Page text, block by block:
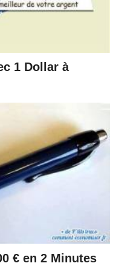
1 Dollar à
€ en 2 Minutes